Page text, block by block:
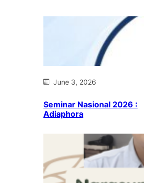
June 3, 2026
Seminar Nasional 2026 :
Adiaphora